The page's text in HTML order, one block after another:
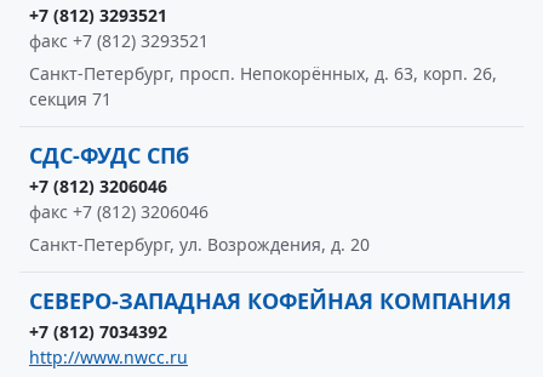
+7 (812) 3293521
факс +7 (812) 3293521
Санкт-Петербург, просп. Непокорённых, д. 63, корп. 26,
секция 71
СДС-ФУДС СПб
+7 (812) 3206046
факс +7 (812) 3206046
Санкт-Петербург, ул. Возрождения, д. 20
СЕВЕРО-ЗАПАДНАЯ КОФЕЙНАЯ КОМПАНИЯ
+7 (812) 7034392
http://www.nwcc.ru